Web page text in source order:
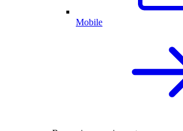
Mobile